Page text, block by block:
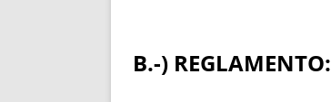
B.-) REGLAMENTO: